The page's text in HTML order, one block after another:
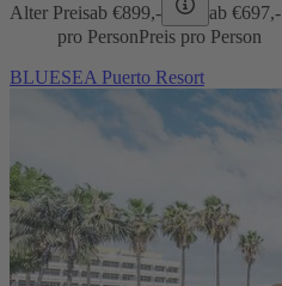
Alter Preisab €899,- ab €697,-
pro PersonPreis pro Person
BLUESEA Puerto Resort